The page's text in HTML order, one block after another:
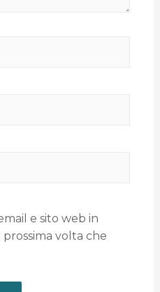
e sito web in
volta che